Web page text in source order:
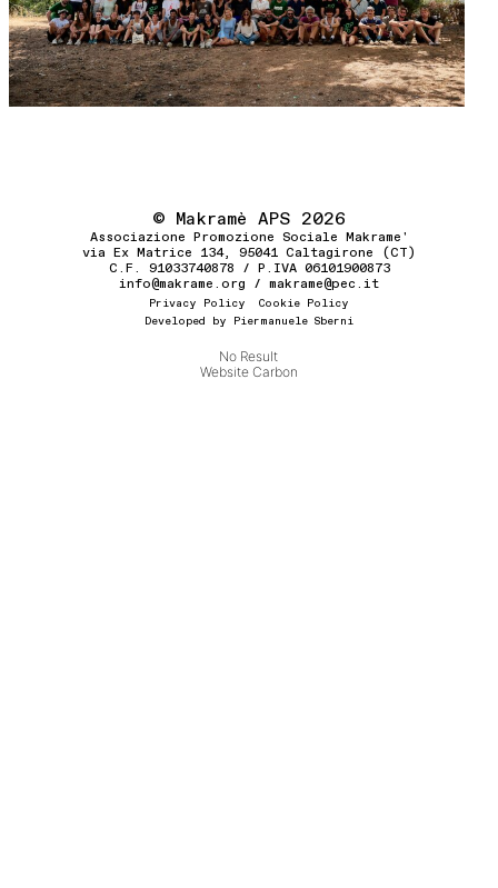
© Makramè APS 2026
Associazione Promozione Sociale Makrame'
via Ex Matrice 134, 95041 Caltagirone (CT)
C.F. 91033740878 / P.IVA 06101900873
info@makrame.org / makrame@pec.it
Privacy Policy Cookie Policy
Developed by Piermanuele Sberni
No Result
Website Carbon